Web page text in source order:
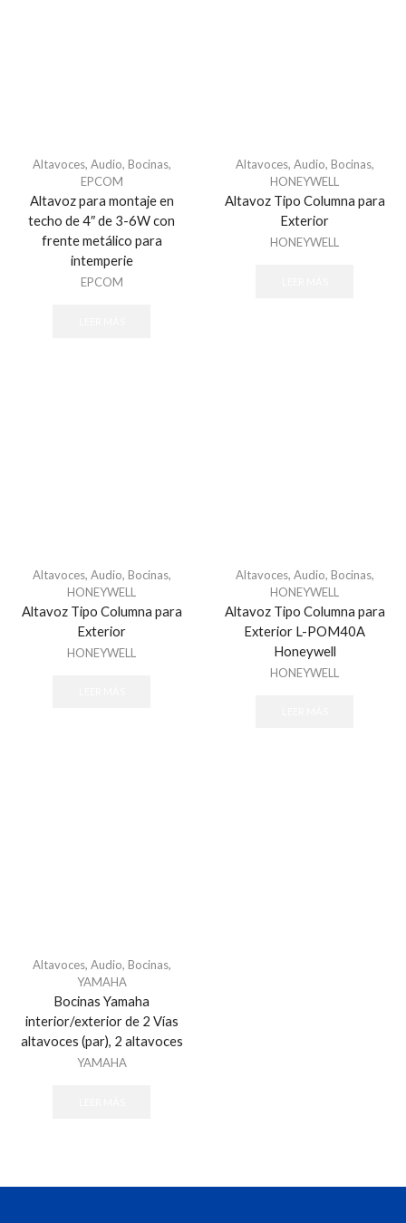
Altavoces, Audio, Bocinas,
EPCOM
Altavoz para montaje en
techo de 4″ de 3-6W con
frente metálico para
intemperie
EPCOM
Altavoces, Audio, Bocinas,
HONEYWELL
Altavoz Tipo Columna para
Exterior
HONEYWELL
Altavoces, Audio, Bocinas,
HONEYWELL
Altavoz Tipo Columna para
Exterior
HONEYWELL
Altavoces, Audio, Bocinas,
HONEYWELL
Altavoz Tipo Columna para
Exterior L-POM40A
Honeywell
HONEYWELL
Altavoces, Audio, Bocinas,
YAMAHA
Bocinas Yamaha
interior/exterior de 2 Vías
altavoces (par), 2 altavoces
YAMAHA